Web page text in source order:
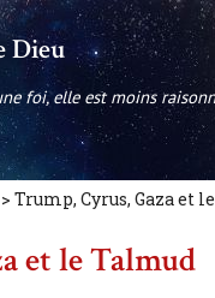
Dieu
foi, elle est moins
Trump, Cyrus, Gaza et
et le Talmud